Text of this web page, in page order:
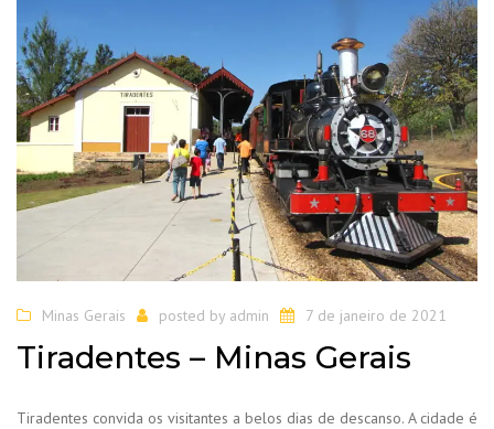
Minas Gerais posted by admin 7 de janeiro de 2021
Tiradentes – Minas Gerais
Tiradentes convida os visitantes a belos dias de descanso. A cidade é